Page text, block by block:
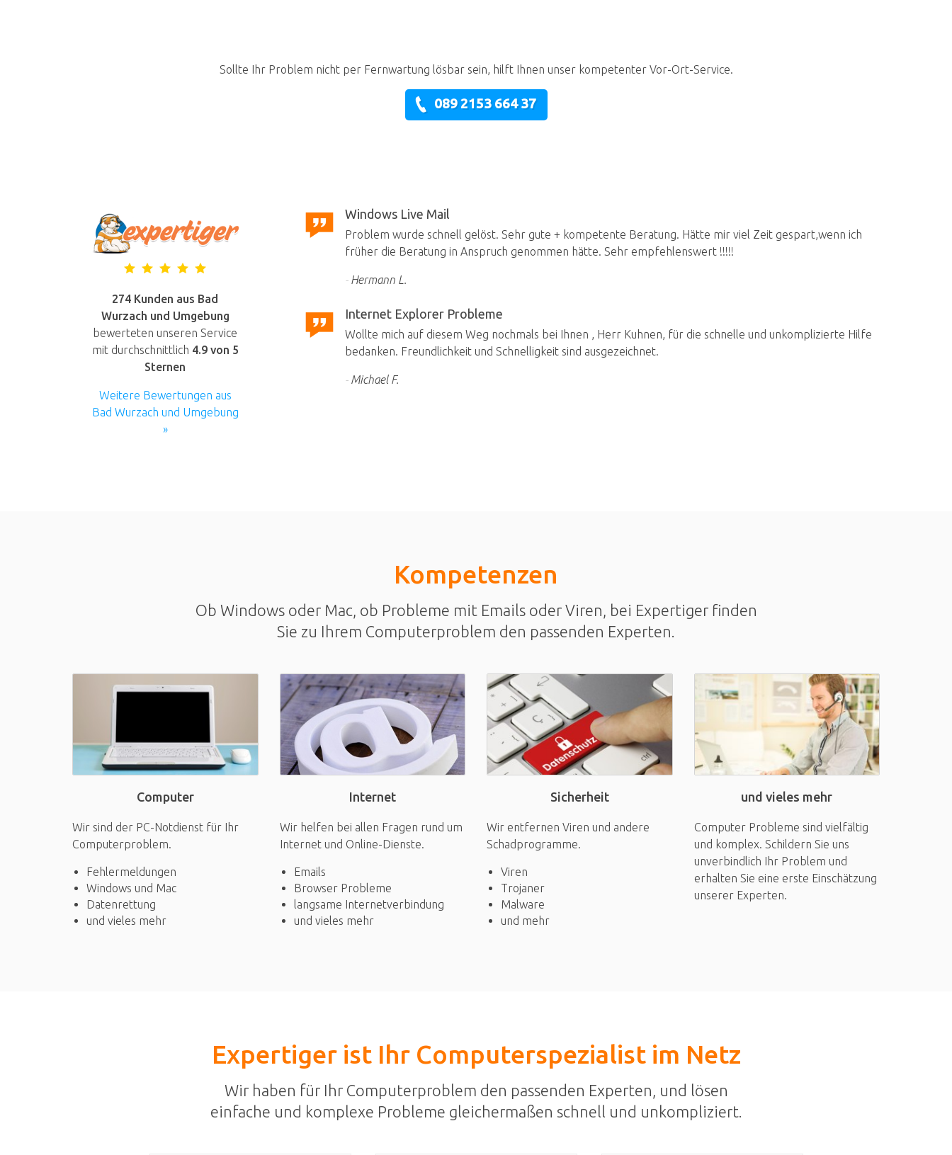
Sollte Ihr Problem nicht per Fernwartung lösbar sein, hilft Ihnen unser kompetenter Vor-Ort-Service.
089 2153 664 37
274 Kunden aus Bad
Wurzach und Umgebung
bewerteten unseren Service
mit durchschnittlich 4.9von 5
Sternen
Weitere Bewertungen aus
Bad Wurzach und Umgebung
»
Windows Live Mail
Problem wurde schnell gelöst. Sehr gute + kompetente Beratung. Hätte mir viel Zeit gespart,wenn ich
früher die Beratung in Anspruch genommen hätte. Sehr empfehlenswert !!!!!
Hermann L.
Internet Explorer Probleme
Wollte mich auf diesem Weg nochmals bei Ihnen , Herr Kuhnen, für die schnelle und unkomplizierte Hilfe
bedanken. Freundlichkeit und Schnelligkeit sind ausgezeichnet.
Michael F.
Kompetenzen
Ob Windows oder Mac, ob Probleme mit Emails oder Viren, bei Expertiger finden
Sie zu Ihrem Computerproblem den passenden Experten.
Computer
Wir sind der PC-Notdienst für Ihr
Computerproblem.
Fehlermeldungen
Windows und Mac
Datenrettung
und vieles mehr
Internet
Wir helfen bei allen Fragen rund um
Internet und Online-Dienste.
Emails
Browser Probleme
langsame Internetverbindung
und vieles mehr
Sicherheit
Wir entfernen Viren und andere
Schadprogramme.
Viren
Trojaner
Malware
und mehr
und vieles mehr
Computer Probleme sind vielfältig
und komplex. Schildern Sie uns
unverbindlich Ihr Problem und
erhalten Sie eine erste Einschätzung
unserer Experten.
Expertiger ist Ihr Computerspezialist im Netz
Wir haben für Ihr Computerproblem den passenden Experten, und lösen
einfache und komplexe Probleme gleichermaßen schnell und unkompliziert.